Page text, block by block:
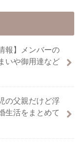
報】メンバーの
いや御用達など
の父親だけど浮
生活をまとめて